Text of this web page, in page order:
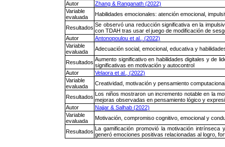
Autor
Zhang & Ranganath (2022)
Variable
evaluada
Habilidades emocionales: atención emocional,
Resultados Se observó una reducción significativa en la
con TDAH tras usar el juego de modificación de
Autor
Antonopoulou et al., (2022)
Variable
evaluada
Adecuación social, emocional, educativa y
Resultados Aumento significativo en habilidades digitales y de
significativas en motivación y autocontrol
Autor
Velaora et al., (2022)
Variable
evaluada
Creatividad, motivación y pensamiento
Resultados Los niños mostraron un incremento notable en la
mejoras observadas en pensamiento lógico y
Autor
Najjar & Salhab (2022)
Variable
evaluada
Motivación, compromiso cognitivo, emocional y
Resultados La gamificación promovió la motivación
generó emociones positivas relacionadas al logro,